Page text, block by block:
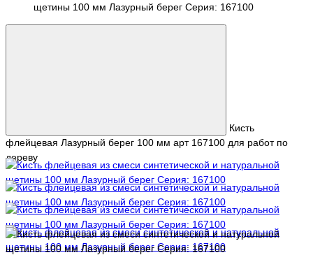
щетины 100 мм Лазурный берег Серия: 167100
Кисть
флейцевая Лазурный берег 100 мм арт 167100 для работ по
дереву